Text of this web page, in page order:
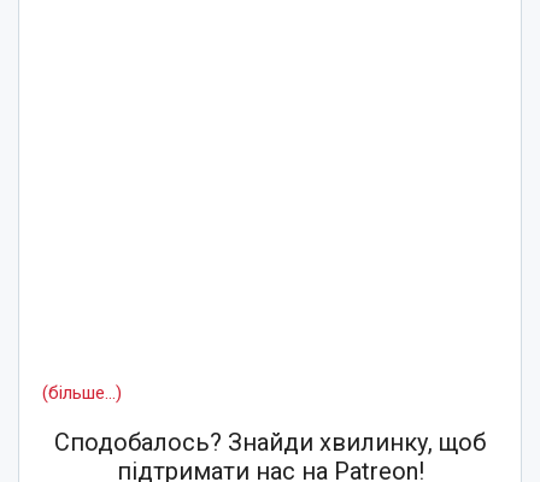
(більше…)
Сподобалось? Знайди хвилинку, щоб
підтримати нас на Patreon!